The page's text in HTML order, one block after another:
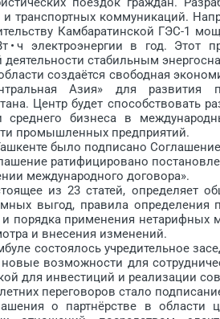
и транспортных коммуникаций.
Камбаратинской ГЭС-1
• ч электроэнергии в год. Этот
деятельности стабильным
создаётся свободная
Азия» для
Центр будет способствовать
среднего бизнеса в
промышленных предприятий.
было подписано
ратифицировано
международного договора».
из 23 статей, определяет
выгод, правила определения
и порядка применения
и внесения изменений.
состоялось учредительное
возможности для
для инвестиций и реализации
переговоров стало
о партнёрстве в области